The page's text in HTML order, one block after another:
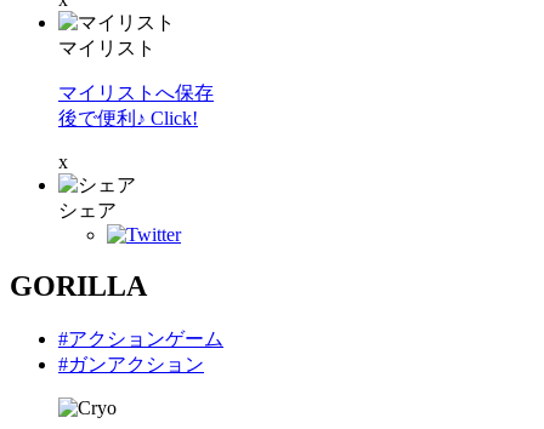
マイリスト
マイリストへ保存
後で便利♪ Click!
x
シェア
GORILLA
#アクションゲーム
#ガンアクション